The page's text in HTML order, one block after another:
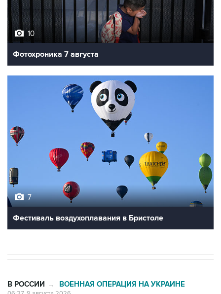
10
Фотохроника 7 августа
7
Фестиваль воздухоплавания в Бристоле
В РОССИИ → ВОЕННАЯ ОПЕРАЦИЯ НА УКРАИНЕ